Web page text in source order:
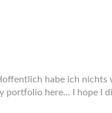
habe ich nichts
portfolio here… I hope I